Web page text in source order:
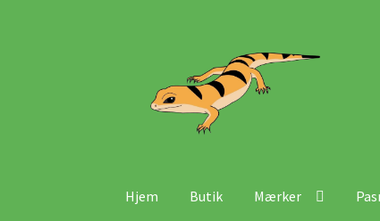
navigation
indhold
Hjem Butik Mærker